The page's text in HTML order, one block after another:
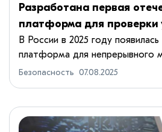
Разработана первая
платформа для проверки
кибербезопасности
В России в 2025 году
платформа для непрерывного
кибербезопасности
Безопасность 07.08.2025